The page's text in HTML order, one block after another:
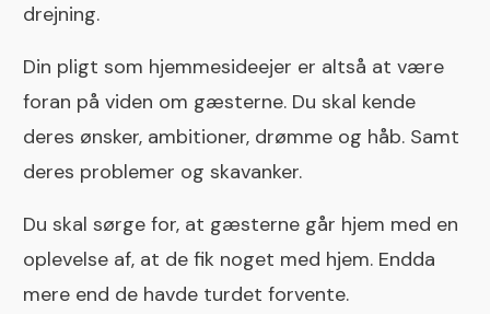
drejning.
Din pligt som hjemmesideejer er altså at være
foran på viden om gæsterne. Du skal kende
deres ønsker, ambitioner, drømme og håb. Samt
deres problemer og skavanker.
Du skal sørge for, at gæsterne går hjem med en
oplevelse af, at de fik noget med hjem. Endda
mere end de havde turdet forvente.